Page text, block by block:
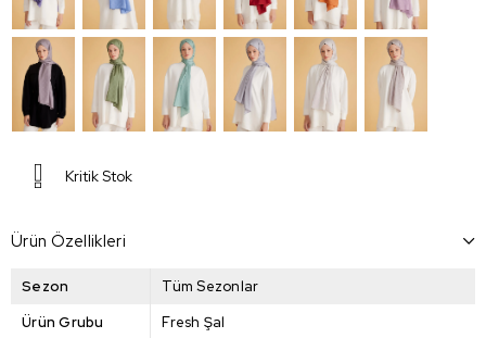
Kritik Stok
Ürün Özellikleri
Sezon
Tüm Sezonlar
Ürün Grubu
Fresh Şal